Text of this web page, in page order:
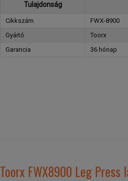
Tulajdonság
Cikkszám
FWX-8900
Gyártó
Toorx
Garancia
36 hónap
Toorx FWX8900 Leg